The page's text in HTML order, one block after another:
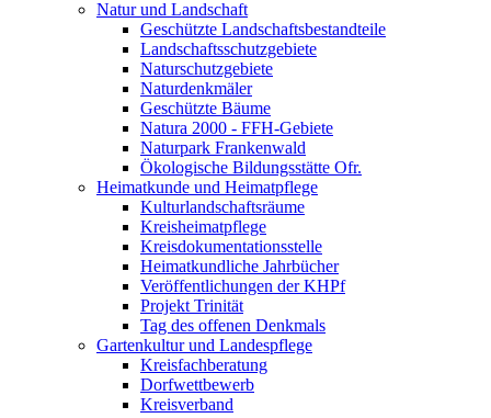
Natur und Landschaft
Geschützte Landschaftsbestandteile
Landschaftsschutzgebiete
Naturschutzgebiete
Naturdenkmäler
Geschützte Bäume
Natura 2000 - FFH-Gebiete
Naturpark Frankenwald
Ökologische Bildungsstätte Ofr.
Heimatkunde und Heimatpflege
Kulturlandschaftsräume
Kreisheimatpflege
Kreisdokumentationsstelle
Heimatkundliche Jahrbücher
Veröffentlichungen der KHPf
Projekt Trinität
Tag des offenen Denkmals
Gartenkultur und Landespflege
Kreisfachberatung
Dorfwettbewerb
Kreisverband